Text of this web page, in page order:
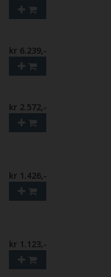
kr 6.239,-
kr 2.572,-
kr 1.426,-
kr 1.123,-